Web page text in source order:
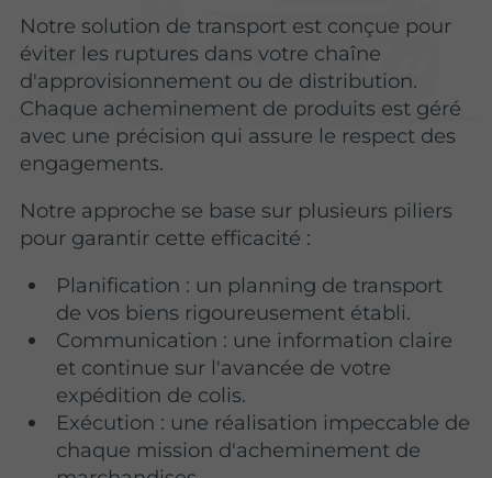
Notre solution de transport est conçue pour
éviter les ruptures dans votre chaîne
d'approvisionnement ou de distribution.
Chaque acheminement de produits est géré
avec une précision qui assure le respect des
engagements.
Notre approche se base sur plusieurs piliers
pour garantir cette efficacité :
Planification : un planning de transport
de vos biens rigoureusement établi.
Communication : une information claire
et continue sur l'avancée de votre
expédition de colis.
Exécution : une réalisation impeccable de
chaque mission d'acheminement de